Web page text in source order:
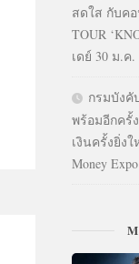
สดใส กับคอ
TOUR
เดย์ 30 ม.
กรมบังคั
พร้อมอีกครั้
เงินครั้งยิ่ง
Money